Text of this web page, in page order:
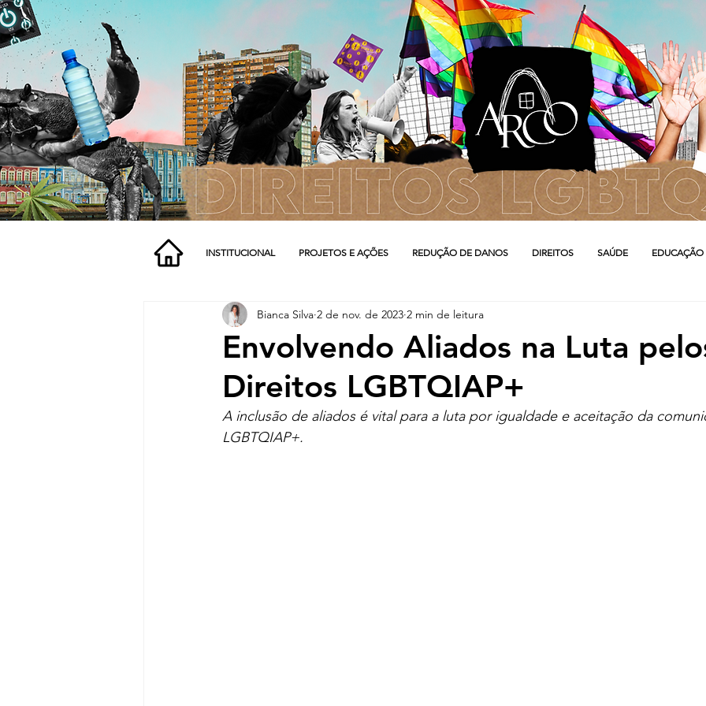
INSTITUCIONAL PROJETOS E AÇÕES REDUÇÃO DE DANOS DIREITOS SAÚDE EDUCAÇÃO
Envolvendo Aliados na Luta
Direitos LGBTQIAP+
Bianca Silva 2 de nov. de 2023 2 min de leitura
A inclusão de aliados é vital para a luta por igualdade e aceitação da
LGBTQIAP+.